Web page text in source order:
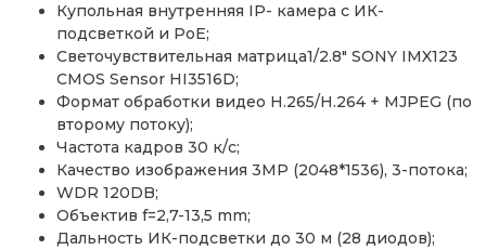
Купольная внутренняя IP- камера с ИК-
подсветкой и PoE;
Светочувствительная матрица1/2.8″ SONY IMX123
CMOS Sensor HI3516D;
Формат обработки видео H.265/H.264 + MJPEG (по
второму потоку);
Частота кадров 30 к/с;
Качество изображения 3MP (2048*1536), 3-потока;
WDR 120DB;
Объектив f=2,7-13,5 mm;
Дальность ИК-подсветки до 30 м (28 диодов);